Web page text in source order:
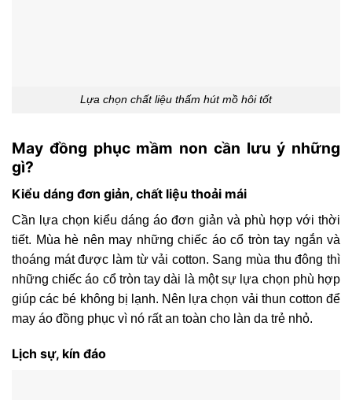
Lựa chọn chất liệu thấm hút mồ hôi tốt
May đồng phục mầm non cần lưu ý những
gì?
Kiểu dáng đơn giản, chất liệu thoải mái
Cần lựa chọn kiểu dáng áo đơn giản và phù hợp với thời
tiết. Mùa hè nên may những chiếc áo cổ tròn tay ngắn và
thoáng mát được làm từ vải cotton. Sang mùa thu đông thì
những chiếc áo cổ tròn tay dài là một sự lựa chọn phù hợp
giúp các bé không bị lạnh. Nên lựa chọn vải thun cotton để
may áo đồng phục vì nó rất an toàn cho làn da trẻ nhỏ.
Lịch sự, kín đáo